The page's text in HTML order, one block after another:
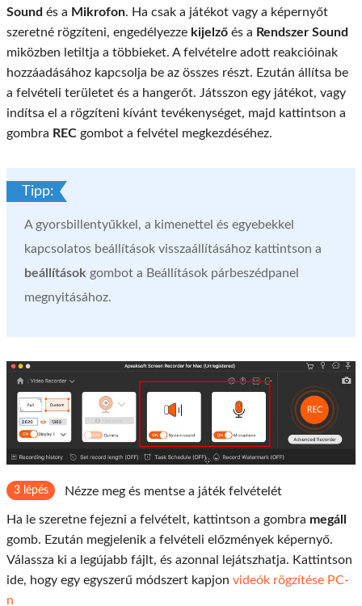
Sound és a Mikrofon. Ha csak a játékot vagy a képernyőt
szeretné rögzíteni, engedélyezze kijelző és a Rendszer Sound
miközben letiltja a többieket. A felvételre adott reakcióinak
hozzáadásához kapcsolja be az összes részt. Ezután állítsa be
a felvételi területet és a hangerőt. Játsszon egy játékot, vagy
indítsa el a rögzíteni kívánt tevékenységet, majd kattintson a
gombra REC gombot a felvétel megkezdéséhez.
Tipp:
A gyorsbillentyűkkel, a kimenettel és egyebekkel
kapcsolatos beállítások visszaállításához kattintson a
beállítások gombot a Beállítások párbeszédpanel
megnyitásához.
3 lépés Nézze meg és mentse a játék felvételét
Ha le szeretne fejezni a felvételt, kattintson a gombra megáll
gomb. Ezután megjelenik a felvételi előzmények képernyő.
Válassza ki a legújabb fájlt, és azonnal lejátszhatja. Kattintson
ide, hogy egy egyszerű módszert kapjon videók rögzítése PC-
n